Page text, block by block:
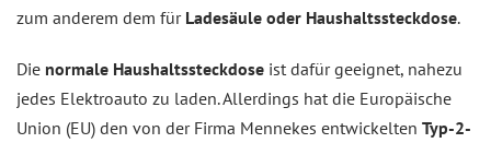
zum anderem dem für Ladesäule oder Haushaltssteckdose.
Die normale Haushaltssteckdose ist dafür geeignet, nahezu
jedes Elektroauto zu laden. Allerdings hat die Europäische
Union (EU) den von der Firma Mennekes entwickelten Typ-2-